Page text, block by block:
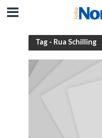
Tag - Rua Schilling